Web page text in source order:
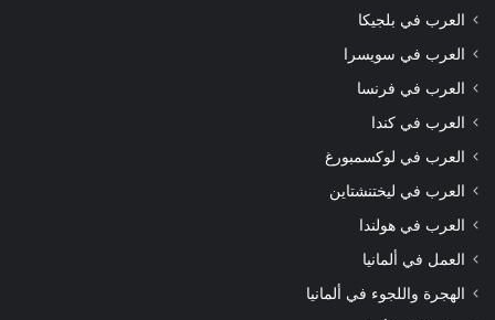
العرب في بلجيكا
العرب في سويسرا
العرب في فرنسا
العرب في كندا
العرب في لوكسمبورغ
العرب في ليختنشتاين
العرب في هولندا
العمل في ألمانيا
الهجرة واللجوء في ألمانيا